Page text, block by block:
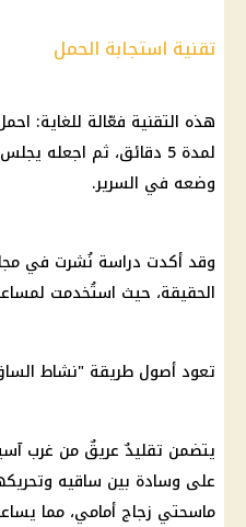
تقنية استجابة الحمل
هذه التقنية فعّالة للغاية:
وضعه في السرير.
وقد أكدت دراسة نُشرت في
الحقيقة، حيث استُخدمت
تعود أصول طريقة "نشاط
يتضمن تقليدٌ عريقٌ من غرب
على وسادة بين ساقيه